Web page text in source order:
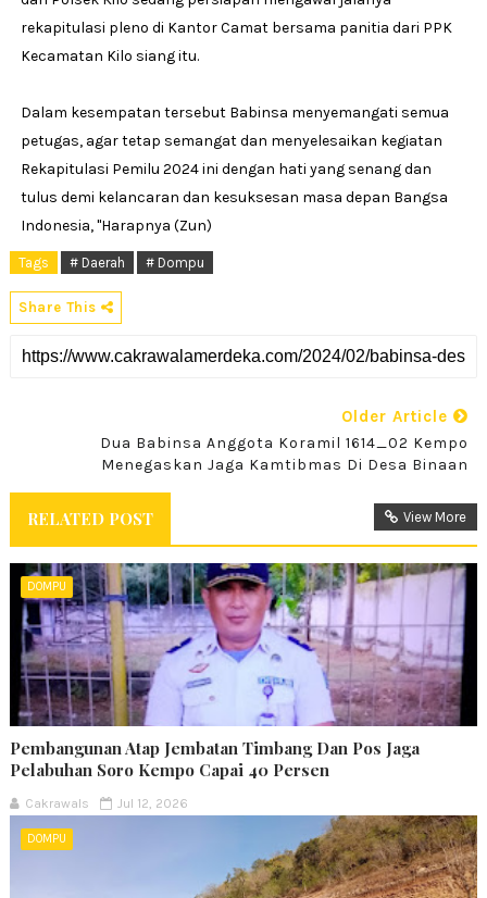
rekapitulasi pleno di Kantor Camat bersama panitia dari PPK
Kecamatan Kilo siang itu.
Dalam kesempatan tersebut Babinsa menyemangati semua
petugas, agar tetap semangat dan menyelesaikan kegiatan
Rekapitulasi Pemilu 2024 ini dengan hati yang senang dan
tulus demi kelancaran dan kesuksesan masa depan Bangsa
Indonesia, "Harapnya (Zun)
Tags # Daerah # Dompu
Share This
Older Article
Dua Babinsa Anggota Koramil 1614_02 Kempo
Menegaskan Jaga Kamtibmas Di Desa Binaan
RELATED POST View More
DOMPU
Pembangunan Atap Jembatan Timbang Dan Pos Jaga
Pelabuhan Soro Kempo Capai 40 Persen
Cakrawals Jul 12, 2026
DOMPU